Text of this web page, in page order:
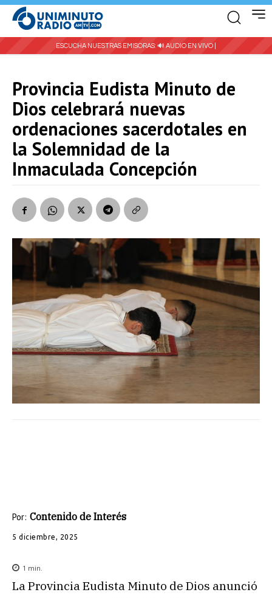
ESCUCHA NUESTRAS EMISORAS: 🔊 AUDIO EN VIVO |
Provincia Eudista Minuto de
Dios celebrará nuevas
ordenaciones sacerdotales en
la Solemnidad de la
Inmaculada Concepción
Por: Contenido de Interés
5 diciembre, 2025
1 min.
La Provincia Eudista Minuto de Dios anunció